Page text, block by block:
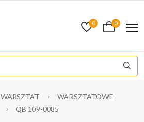
0 0
WARSZTAT
WARSZTATOWE
QB 109-0085